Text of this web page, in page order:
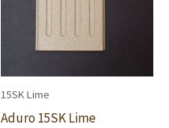
15SK Lime
Aduro 15SK Lime